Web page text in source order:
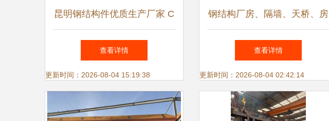
昆明钢结构件优质生产厂家 C
型钢、楼承板、彩钢瓦价格全
解析
查看详情
更新时间：2026-08-04 15:19:38
钢结构厂房、隔墙、天桥、房
屋安装全解析
查看详情
更新时间：2026-08-04 02:42:14